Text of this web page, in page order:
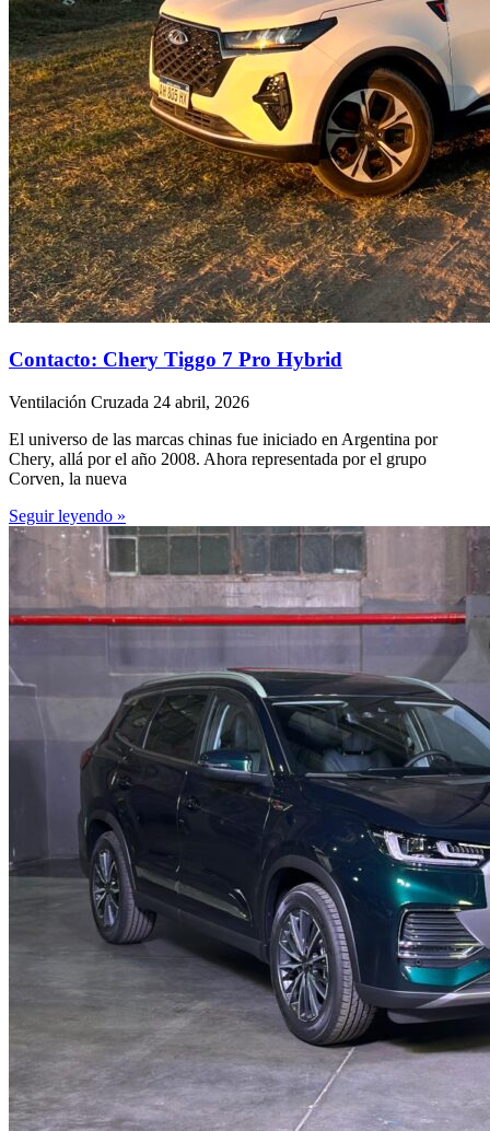
Contacto: Chery Tiggo 7 Pro Hybrid
Ventilación Cruzada 24 abril, 2026
El universo de las marcas chinas fue iniciado en Argentina por
Chery, allá por el año 2008. Ahora representada por el grupo
Corven, la nueva
Seguir leyendo »